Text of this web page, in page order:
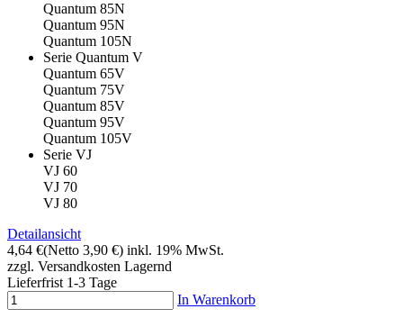
Quantum 85N
Quantum 95N
Quantum 105N
Serie Quantum V
Quantum 65V
Quantum 75V
Quantum 85V
Quantum 95V
Quantum 105V
Serie VJ
VJ 60
VJ 70
VJ 80
Detailansicht
4,64 €(Netto 3,90 €) inkl. 19% MwSt.
zzgl. Versandkosten Lagernd
Lieferfrist 1-3 Tage
In Warenkorb